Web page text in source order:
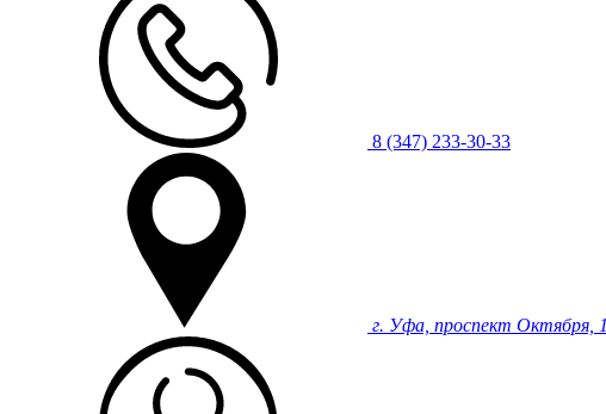
8 (347) 233-30-33
г. Уфа, проспект Октября,